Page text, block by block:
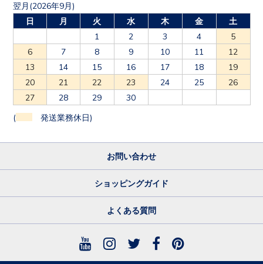
翌月(2026年9月)
日
月 火 水 木 金
土
1
2 3 4
5
6
7 8 9 10 11
12
13
14 15 16 17 18
19
20
21 22 23 24 25
26
27
28 29 30
( 発送業務休日)
お問い合わせ
ショッピングガイド
よくある質問